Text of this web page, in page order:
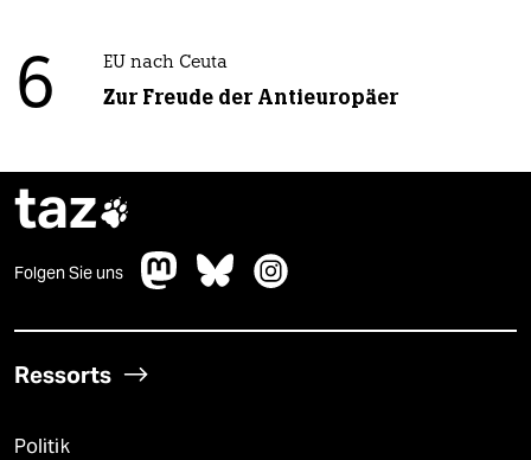
6 EU nach Ceuta
Zur Freude der Antieuropäer
taz
Folgen Sie uns
Ressorts
Politik